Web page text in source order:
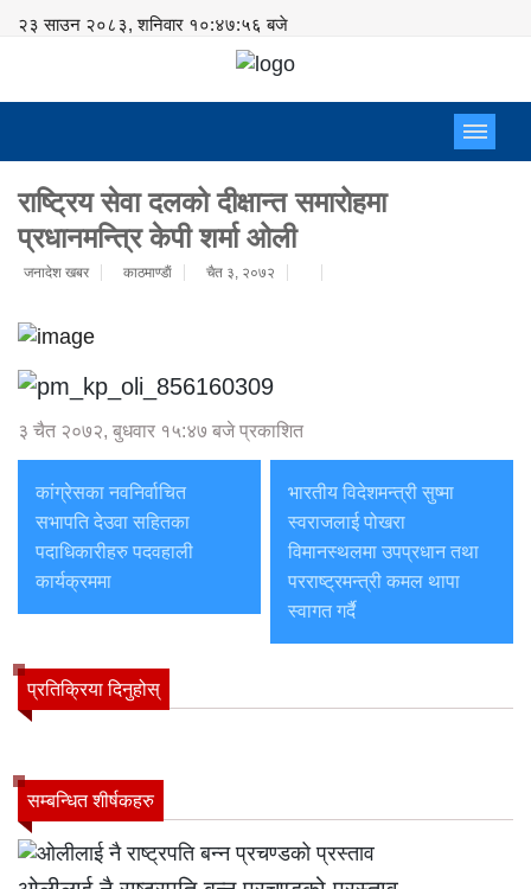
२३ साउन २०८३, शनिवार १०:४७:५७ बजे
राष्ट्रिय सेवा दलको दीक्षान्त समारोहमा
प्रधानमन्त्रि केपी शर्मा ओली
जनादेश खबर काठमाण्डाैं चैत ३, २०७२
३ चैत २०७२, बुधवार १५:४७ बजे प्रकाशित
कांग्रेसका नवनिर्वाचित
सभापति देउवा सहितका
पदाधिकारीहरु पदवहाली
कार्यक्रममा
भारतीय विदेशमन्त्री सुष्मा
स्वराजलाई पोखरा
विमानस्थलमा उपप्रधान तथा
परराष्ट्रमन्त्री कमल थापा
स्वागत गर्दै
प्रतिक्रिया दिनुहोस्
सम्बन्धित शीर्षकहरु